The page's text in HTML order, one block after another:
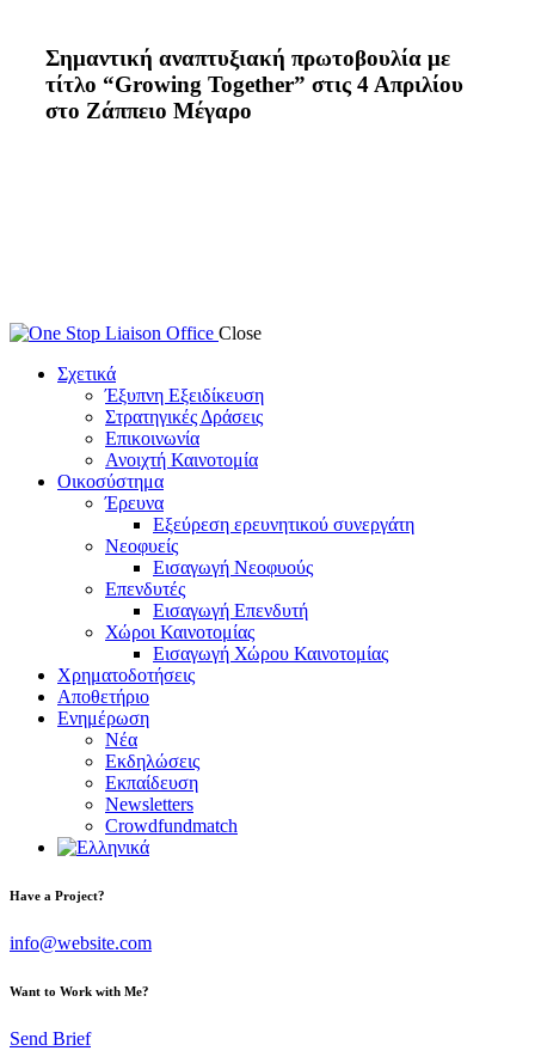
Σημαντική αναπτυξιακή πρωτοβουλία με
τίτλο “Growing Together” στις 4 Απριλίου
στο Ζάππειο Μέγαρο
Close
Σχετικά
Έξυπνη Εξειδίκευση
Στρατηγικές Δράσεις
Επικοινωνία
Ανοιχτή Καινοτομία
Οικοσύστημα
Έρευνα
Εξεύρεση ερευνητικού συνεργάτη
Νεοφυείς
Εισαγωγή Νεοφυούς
Επενδυτές
Εισαγωγή Επενδυτή
Χώροι Καινοτομίας
Εισαγωγή Χώρου Καινοτομίας
Χρηματοδοτήσεις
Αποθετήριο
Ενημέρωση
Νέα
Εκδηλώσεις
Εκπαίδευση
Newsletters
Crowdfundmatch
Have a Project?
info@website.com
Want to Work with Me?
Send Brief